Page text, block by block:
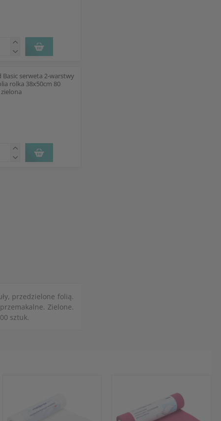
Basic serweta 2-warstwy
rolka 38x50cm 80
przedzielone folią.
Zielone.
sztuk.